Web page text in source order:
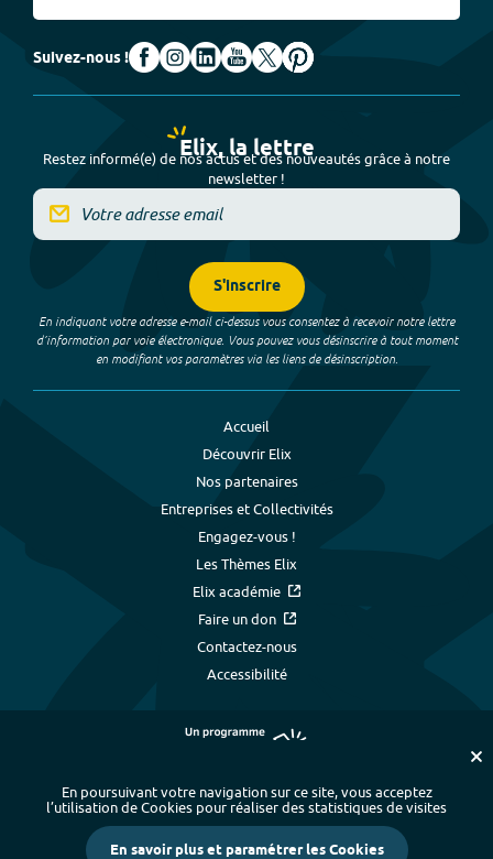
Suivez-nous !
Elix, la lettre
Restez informé(e) de nos actus et des nouveautés grâce à notre
newsletter !
S'inscrire
En indiquant votre adresse e-mail ci-dessus vous consentez à recevoir notre lettre
d’information par voie électronique. Vous pouvez vous désinscrire à tout moment
en modifiant vos paramètres via les liens de désinscription.
Accueil
Découvrir Elix
Nos partenaires
Entreprises et Collectivités
Engagez-vous !
Les Thèmes Elix
Elix académie
Faire un don
Contactez-nous
Accessibilité
Plan du site - Index alphabétique
-
Mentions légales et données personnelles
- Paramétrer les cookies
En poursuivant votre navigation sur ce site, vous acceptez
l’utilisation de Cookies pour réaliser des statistiques de visites
En savoir plus et paramétrer les Cookies